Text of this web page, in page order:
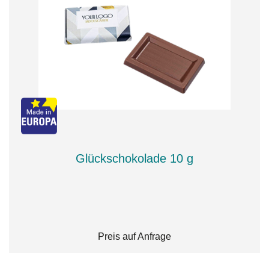
Glückschokolade 10 g
Preis auf Anfrage